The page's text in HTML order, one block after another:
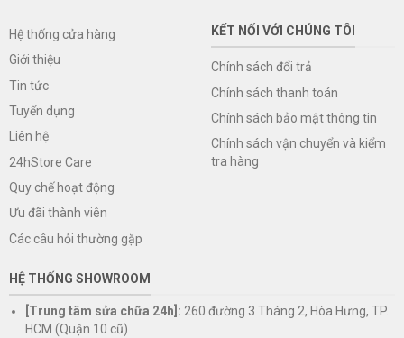
Hệ thống cửa hàng
Giới thiệu
Tin tức
Tuyển dụng
Liên hệ
24hStore Care
Quy chế hoạt động
Ưu đãi thành viên
Các câu hỏi thường gặp
KẾT NỐI VỚI CHÚNG TÔI
Chính sách đổi trả
Chính sách thanh toán
Chính sách bảo mật thông tin
Chính sách vận chuyển và kiểm
tra hàng
HỆ THỐNG SHOWROOM
[Trung tâm sửa chữa 24h]: 260 đường 3 Tháng 2, Hòa Hưng, TP.
HCM (Quận 10 cũ)